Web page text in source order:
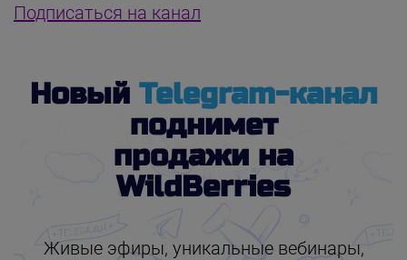
Подписаться на канал
Новый Telegram-канал
поднимет
продажи на
WildBerries
Живые эфиры, уникальные вебинары,